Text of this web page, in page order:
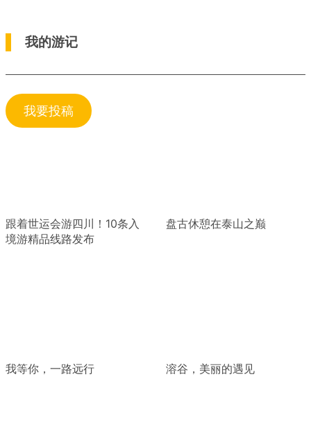
我的游记
我要投稿
跟着世运会游四川！10条入
境游精品线路发布
盘古休憩在泰山之巅
我等你，一路远行 溶谷，美丽的遇见